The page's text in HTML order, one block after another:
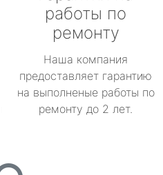
работы по
ремонту
Наша компания
предоставляет гарантию
на выполненые работы по
ремонту до 2 лет.